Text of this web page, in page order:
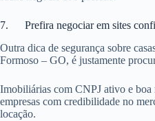
7. Prefira negociar em sites
Outra dica de segurança sobre
Formoso – GO, é justamente
Imobiliárias com CNPJ ativo e boa
empresas com credibilidade no
locação.